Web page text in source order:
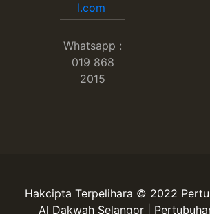
l.com
Whatsapp :
019 868
2015
Hakcipta Terpelihara © 2022
Al Dakwah Selangor |